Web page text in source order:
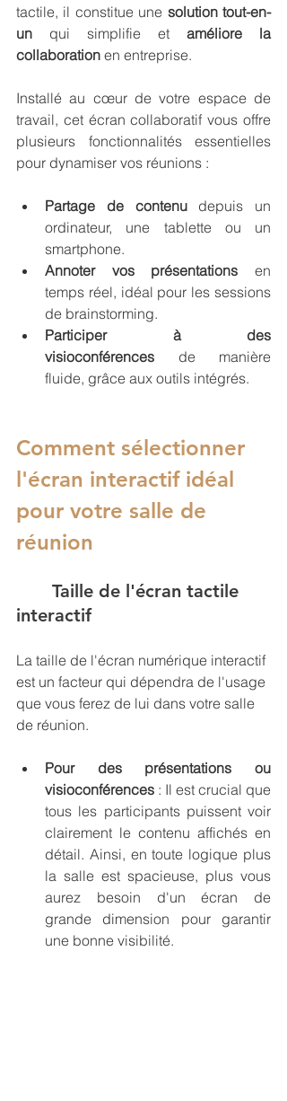
tactile, il constitue une solution tout-en-
un qui simplifie et améliore la
collaboration en entreprise.
Installé au cœur de votre espace de
travail, cet écran collaboratif vous offre
plusieurs fonctionnalités essentielles
pour dynamiser vos réunions :
Partage de contenu depuis un
ordinateur, une tablette ou un
smartphone.
Annoter vos présentations en
temps réel, idéal pour les sessions
de brainstorming.
Participer à des
visioconférences de manière
fluide, grâce aux outils intégrés.
Comment sélectionner
l'écran interactif idéal
pour votre salle de
réunion
interactif
La taille de l'écran numérique interactif
est un facteur qui dépendra de l'usage
que vous ferez de lui dans votre salle
de réunion.
Pour des présentations ou
visioconférences : Il est crucial que
tous les participants puissent voir
clairement le contenu affichés en
détail. Ainsi, en toute logique plus
la salle est spacieuse, plus vous
aurez besoin d'un écran de
grande dimension pour garantir
une bonne visibilité.